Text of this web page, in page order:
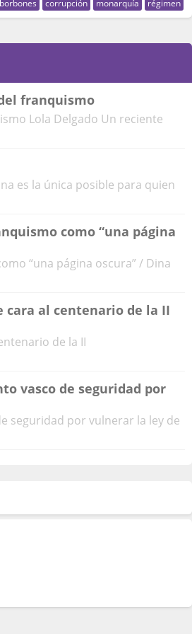
borbones corrupción monarquía régimen
franquismo
Lola Delgado Un reciente
es la única posible para quien
como “una página
“una página oscura” / Dina
cara al centenario de la II
de la II
vasco de seguridad por
seguridad por vulnerar la ley de